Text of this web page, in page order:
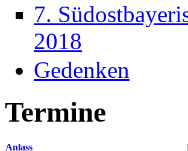
7.
2018
Gedenken
Termine
Anlass